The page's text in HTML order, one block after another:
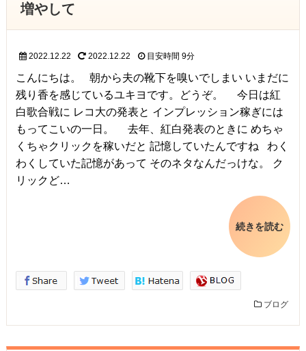
増やして
2022.12.22 2022.12.22 目安時間 9分
こんにちは。 朝から夫の靴下を嗅いでしまい いまだに
残り香を感じているユキヨです。どうぞ。 今日は紅
白歌合戦に レコ大の発表と インプレッション稼ぎには
もってこいの一日。 去年、紅白発表のときに めちゃ
くちゃクリックを稼いだと 記憶していたんですね わく
わくしていた記憶があって そのネタなんだっけな。 ク
リックど…
続きを読む
ブログ